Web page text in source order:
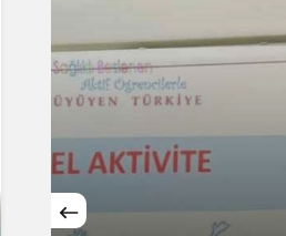
Gündüz Modu
Gündüz modunu seçin.
Gece Modu